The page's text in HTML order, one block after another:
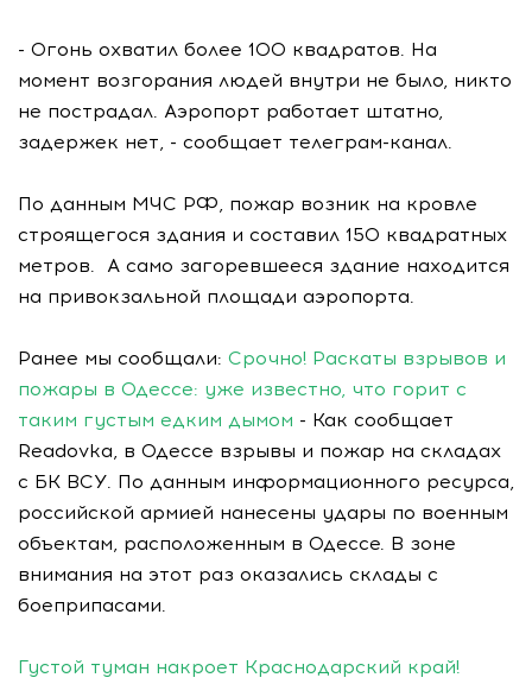
- Огонь охватил более 100 квадратов. На
момент возгорания людей внутри не было, никто
не пострадал. Аэропорт работает штатно,
задержек нет, - сообщает телеграм-канал.
По данным МЧС РФ, пожар возник на кровле
строящегося здания и составил 150 квадратных
метров. А само загоревшееся здание находится
на привокзальной площади аэропорта.
Ранее мы сообщали: Срочно! Раскаты взрывов и
пожары в Одессе: уже известно, что горит с
таким густым едким дымом - Как сообщает
Readovka, в Одессе взрывы и пожар на складах
с БК ВСУ. По данным информационного ресурса,
российской армией нанесены удары по военным
объектам, расположенным в Одессе. В зоне
внимания на этот раз оказались склады с
боеприпасами.
Густой туман накроет Краснодарский край!